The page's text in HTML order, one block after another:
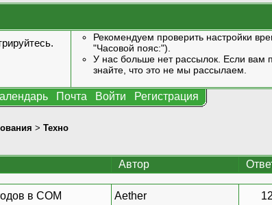
.
Рекомендуем проверить настройки
"Часовой пояс:").
У нас больше нет рассылок. Если вам
знайте, что это не мы рассылаем.
Почта Войти Регистрация
> Техно
Автор
в COM Aether 12